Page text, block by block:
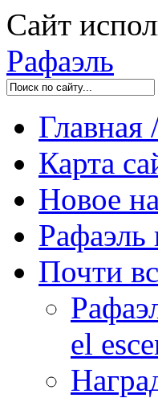
Сайт
Рафаэль
Карта
Новое
Рафаэль
Почти
el